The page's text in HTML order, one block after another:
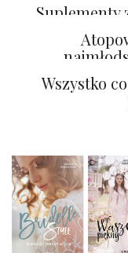
Suplementy
Wszystko